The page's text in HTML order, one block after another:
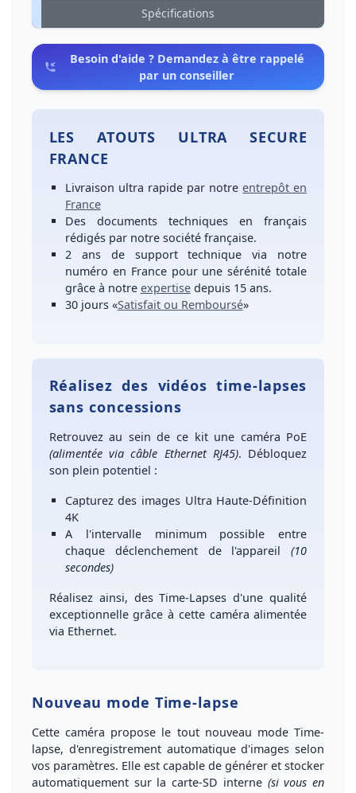
Spécifications
Besoin d'aide ? Demandez à être rappelé
par un conseiller
LES ATOUTS ULTRA SECURE
FRANCE
Livraison ultra rapidepar notreentrepôt en
France
Des documents techniques en français
rédigés par notre société française.
2 ans de support technique via notre
numéro en Francepour unesérénité totale
grâce à notre expertisedepuis 15 ans.
30 jours «Satisfait ou Remboursé»
Réalisez des vidéos time-lapses
sans concessions
Retrouvez au sein de ce kit une caméra PoE
(alimentée via câble Ethernet RJ45). Débloquez
son plein potentiel :
Capturez des images Ultra Haute-Définition
4K
A l'intervalle minimum possible entre
chaque déclenchement de l'appareil(10
secondes)
Réalisez ainsi, des Time-Lapses d'unequalité
exceptionnellegrâce à cette caméra alimentée
via Ethernet.
Nouveau mode Time-lapse
Cette caméra propose le tout nouveau mode Time-
lapse, d'enregistrement automatique d'images selon
vos paramètres. Elle est capable de générer et stocker
automatiquement sur la carte-SD interne (si vous en